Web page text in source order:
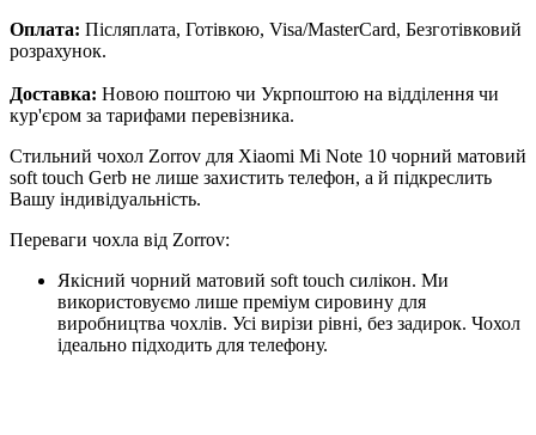
Оплата: Післяплата, Готівкою, Visa/MasterCard, Безготівковий
розрахунок.
Доставка: Новою поштою чи Укрпоштою на відділення чи
кур'єром за тарифами перевізника.
Стильний чохол Zorrov для Xiaomi Mi Note 10 чорний матовий
soft touch Gerb не лише захистить телефон, а й підкреслить
Вашу індивідуальність.
Переваги чохла від Zorrov:
Якісний чорний матовий soft touch силікон. Ми
використовуємо лише преміум сировину для
виробництва чохлів. Усі вирізи рівні, без задирок. Чохол
ідеально підходить для телефону.